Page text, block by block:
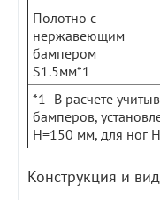
Полотно с
нержавеющим
бампером
S1.5мм*1
*1- В расчете
бамперов,
Н=150 мм, для ног
Конструкция и